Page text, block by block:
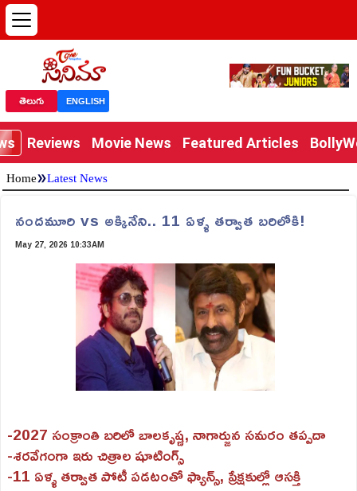
తెలుగు ENGLISH
Reviews Movie News Featured Articles
Home»Latest News
నందమూరి vs అక్కినేని.. 11 ఏళ్ళ తర్వాత బరిలోకి!
May 27, 2026 10:33AM
-2027 సంక్రాంతి బరిలో బాలకృష్ణ, నాగార్జున సమరం తప్పదా
-శరవేగంగా ఇరు చిత్రాల షూటింగ్స్
-11 ఏళ్ళ తర్వాత పోటీ పడటంతో ఫ్యాన్స్, ప్రేక్షకుల్లో ఆసక్తి